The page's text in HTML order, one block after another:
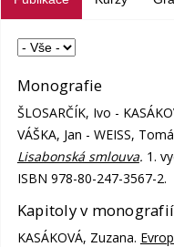
Monografie
ŠLOSARČÍK, Ivo -
VÁŠKA, Jan - WEISS,
Lisabonská smlouva. 1.
ISBN 978-80-247-3567-2.
Kapitoly v
KASÁKOVÁ, Zuzana.